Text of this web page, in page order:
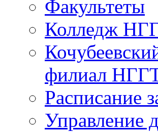
Факультеты
Колледж
филиал
Расписание
Управление